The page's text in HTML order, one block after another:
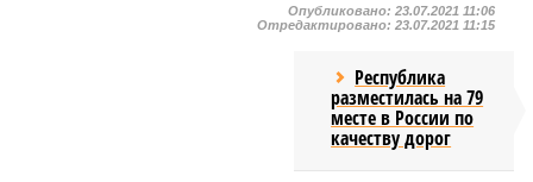
Опубликовано: 23.07.2021 11:06
Отредактировано: 23.07.2021 11:15
Республика
разместилась на 79
месте в России по
качеству дорог